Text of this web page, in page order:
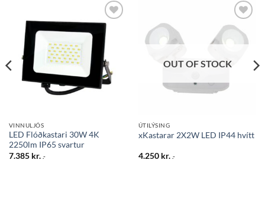
Bæta
við á
óskalista
VINNULJÓS
LED Flóðkastari 30W 4K
2250lm IP65 svartur
7.385 kr. .-
Bæta
við á
óskalista
OUT OF STOCK
ÚTILÝSING
xKastarar 2X2W LED IP44 hvítt
4.250 kr. .-